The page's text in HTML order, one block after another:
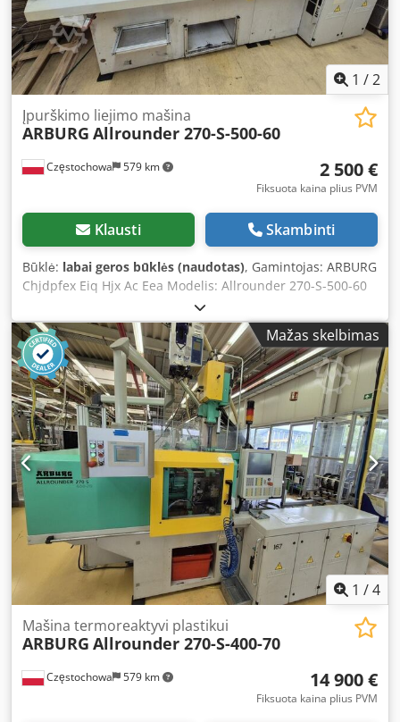
1 /2
Częstochowa 579 km
Įpurškimo liejimo mašina
ARBURG Allrounder 270-S-500-60
2 500 €
Fiksuota kaina plius PVM
Klausti Skambinti
Būklė: labai geros būklės (naudotas), Gamintojas: ARBURG
Chjdpfex Eiq Hjx Ac Eea Modelis: Allrounder 270-S-500-60
Gamybos metai: 1998 Serijos numeris: 173062 Valdymo
sistema: Arburg Selogica Sraigto skersmuo: 18 mm
Mažas skelbimas
1 /4
Częstochowa 579 km
Mašina termoreaktyvi plastikui
ARBURG Allrounder 270-S-400-70
14 900 €
Fiksuota kaina plius PVM